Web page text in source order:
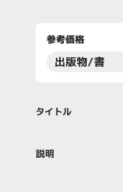
参考価格
出版物/書
タイトル
説明